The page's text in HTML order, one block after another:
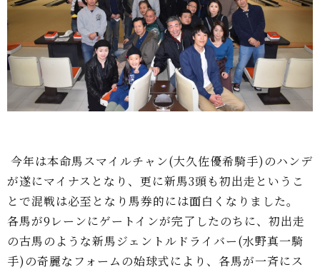
今年は本命馬スマイルチャン(大久佐優希騎手)のハンデ
が遂にマイナスとなり、更に新馬3頭も初出走というこ
とで混戦は必至となり馬券的には面白くなりました。
各馬が9レーンにゲートインが完了したのちに、初出走
の古馬のような新馬ジェントルドライバー(水野真一騎
手)の奇麗なフォームの始球式により、各馬が一斉にス